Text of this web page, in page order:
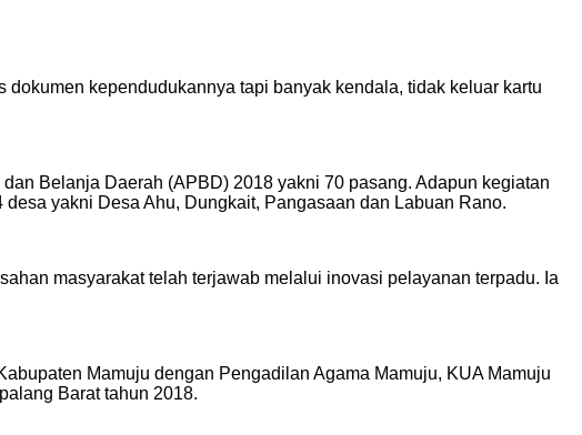
kependudukannya tapi banyak kendala, tidak keluar kartu
Belanja Daerah (APBD) 2018 yakni 70 pasang. Adapun kegiatan
yakni Desa Ahu, Dungkait, Pangasaan dan Labuan Rano.
masyarakat telah terjawab melalui inovasi pelayanan terpadu. Ia
Mamuju dengan Pengadilan Agama Mamuju, KUA Mamuju
Barat tahun 2018.